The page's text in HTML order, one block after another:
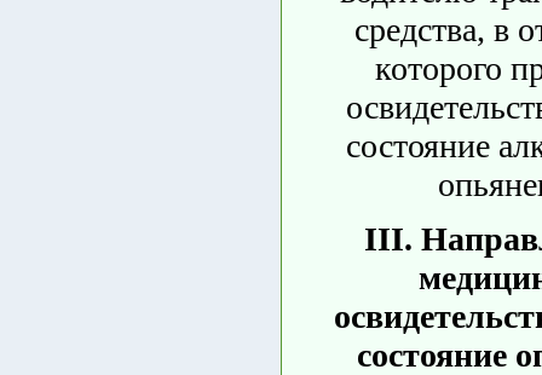
средства, в
которого
состояние
III.
состояние